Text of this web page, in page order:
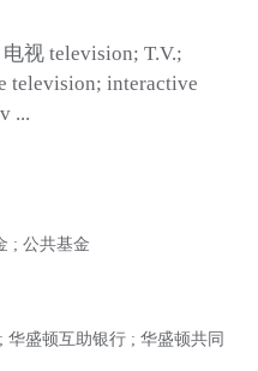
电视 television; T.V.;
television; interactive
...
; 公共基金
盛顿互助银行 ; 华盛顿共同